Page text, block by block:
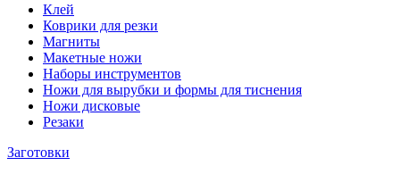
Клей
Коврики для резки
Магниты
Макетные ножи
Наборы инструментов
Ножи для вырубки и формы для тиснения
Ножи дисковые
Резаки
Заготовки